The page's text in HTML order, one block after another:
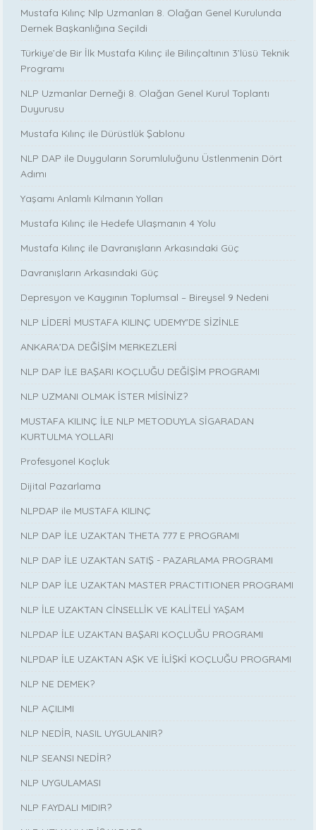
Mustafa Kılınç Nlp Uzmanları 8. Olağan Genel Kurulunda
Dernek Başkanlığına Seçildi
Türkiye’de Bir İlk Mustafa Kılınç ile Bilinçaltının 3’lüsü Teknik
Programı
NLP Uzmanlar Derneği 8. Olağan Genel Kurul Toplantı
Duyurusu
Mustafa Kılınç ile Dürüstlük Şablonu
NLP DAP ile Duyguların Sorumluluğunu Üstlenmenin Dört
Adımı
Yaşamı Anlamlı Kılmanın Yolları
Mustafa Kılınç ile Hedefe Ulaşmanın 4 Yolu
Mustafa Kılınç ile Davranışların Arkasındaki Güç
Davranışların Arkasındaki Güç
Depresyon ve Kaygının Toplumsal – Bireysel 9 Nedeni
NLP LİDERİ MUSTAFA KILINÇ UDEMY'DE SİZİNLE
ANKARA’DA DEĞİŞİM MERKEZLERİ
NLP DAP İLE BAŞARI KOÇLUĞU DEĞİŞİM PROGRAMI
NLP UZMANI OLMAK İSTER MİSİNİZ?
MUSTAFA KILINÇ İLE NLP METODUYLA SİGARADAN
KURTULMA YOLLARI
Profesyonel Koçluk
Dijital Pazarlama
NLPDAP ile MUSTAFA KILINÇ
NLP DAP İLE UZAKTAN THETA 777 E PROGRAMI
NLP DAP İLE UZAKTAN SATIŞ - PAZARLAMA PROGRAMI
NLP DAP İLE UZAKTAN MASTER PRACTITIONER PROGRAMI
NLP İLE UZAKTAN CİNSELLİK VE KALİTELİ YAŞAM
NLPDAP İLE UZAKTAN BAŞARI KOÇLUĞU PROGRAMI
NLPDAP İLE UZAKTAN AŞK VE İLİŞKİ KOÇLUĞU PROGRAMI
NLP NE DEMEK?
NLP AÇILIMI
NLP NEDİR, NASIL UYGULANIR?
NLP SEANSI NEDİR?
NLP UYGULAMASI
NLP FAYDALI MIDIR?